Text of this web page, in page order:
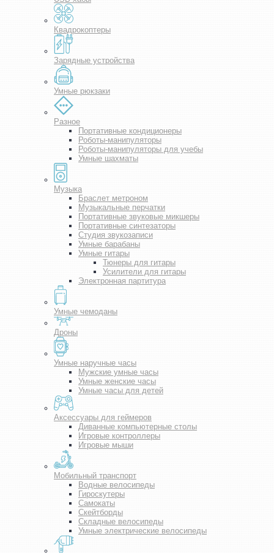
Квадрокоптеры
Зарядные устройства
Умные рюкзаки
Разное
Портативные кондиционеры
Роботы-манипуляторы
Роботы-манипуляторы для учебы
Умные шахматы
Музыка
Браслет метроном
Музыкальные перчатки
Портативные звуковые микшеры
Портативные синтезаторы
Студия звукозаписи
Умные барабаны
Умные гитары
Тюнеры для гитары
Усилители для гитары
Электронная партитура
Умные чемоданы
Дроны
Умные наручные часы
Мужские умные часы
Умные женские часы
Умные часы для детей
Аксессуары для геймеров
Диванные компьютерные столы
Игровые контроллеры
Игровые мыши
Мобильный транспорт
Водные велосипеды
Гироскутеры
Самокаты
Скейтборды
Складные велосипеды
Умные электрические велосипеды